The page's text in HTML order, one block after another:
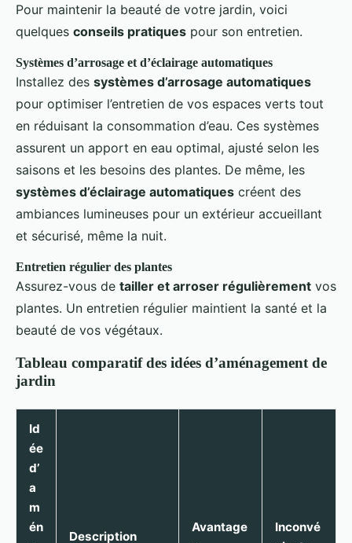
Pour maintenir la beauté de votre jardin, voici
quelques conseils pratiques pour son entretien.
Systèmes d’arrosage et d’éclairage automatiques
Installez des systèmes d’arrosage automatiques
pour optimiser l’entretien de vos espaces verts tout
en réduisant la consommation d’eau. Ces systèmes
assurent un apport en eau optimal, ajusté selon les
saisons et les besoins des plantes. De même, les
systèmes d’éclairage automatiques créent des
ambiances lumineuses pour un extérieur accueillant
et sécurisé, même la nuit.
Entretien régulier des plantes
Assurez-vous de tailler et arroser régulièrement vos
plantes. Un entretien régulier maintient la santé et la
beauté de vos végétaux.
Tableau comparatif des idées d’aménagement de
jardin
Id
ée
d’
a
m
én
Description
Avantage
Inconvé